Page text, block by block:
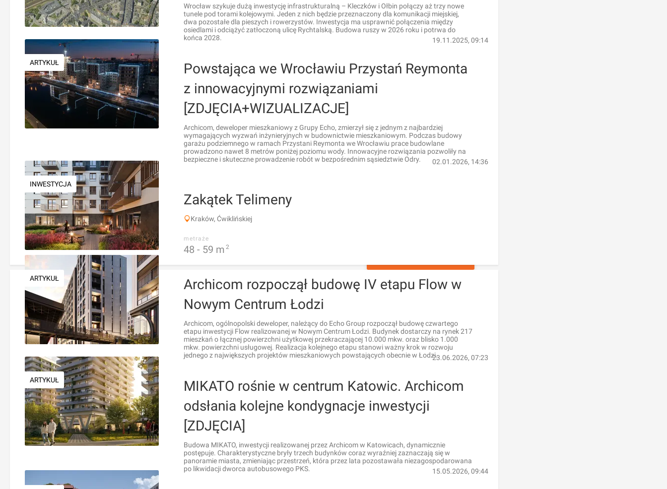
Wrocław szykuje dużą inwestycję infrastrukturalną – Kleczków i Ołbin połączy aż trzy nowe
tunele pod torami kolejowymi. Jeden z nich będzie przeznaczony dla komunikacji miejskiej,
dwa pozostałe dla pieszych i rowerzystów. Inwestycja ma usprawnić połączenia między
osiedlami i odciążyć zatłoczoną ulicę Rychtalską. Budowa ruszy w 2026 roku i potrwa do
końca 2028.
19.11.2025, 09:14
ARTYKUŁ
Powstająca we Wrocławiu Przystań Reymonta
z innowacyjnymi rozwiązaniami
[ZDJĘCIA+WIZUALIZACJE]
Archicom, deweloper mieszkaniowy z Grupy Echo, zmierzył się z jednym z najbardziej
wymagających wyzwań inżynieryjnych w budownictwie mieszkaniowym. Podczas budowy
garażu podziemnego w ramach Przystani Reymonta we Wrocławiu prace budowlane
prowadzono nawet 8 metrów poniżej poziomu wody. Innowacyjne rozwiązania pozwoliły na
bezpieczne i skuteczne prowadzenie robót w bezpośrednim sąsiedztwie Odry.
02.01.2026, 14:36
INWESTYCJA
Zakątek Telimeny
Kraków, Ćwiklińskiej
metraże
48 - 59 m 2
ARTYKUŁ
Archicom rozpoczął budowę IV etapu Flow w
Nowym Centrum Łodzi
Archicom, ogólnopolski deweloper, należący do Echo Group rozpoczął budowę czwartego
etapu inwestycji Flow realizowanej w Nowym Centrum Łodzi. Budynek dostarczy na rynek 217
mieszkań o łącznej powierzchni użytkowej przekraczającej 10.000 mkw. oraz blisko 1.000
mkw. powierzchni usługowej. Realizacja kolejnego etapu stanowi ważny krok w rozwoju
jednego z największych projektów mieszkaniowych powstających obecnie w Łodzi.23.06.2026, 07:23
ARTYKUŁ
MIKATO rośnie w centrum Katowic. Archicom
odsłania kolejne kondygnacje inwestycji
[ZDJĘCIA]
Budowa MIKATO, inwestycji realizowanej przez Archicom w Katowicach, dynamicznie
postępuje. Charakterystyczne bryły trzech budynków coraz wyraźniej zaznaczają się w
panoramie miasta, zmieniając przestrzeń, która przez lata pozostawała niezagospodarowana
po likwidacji dworca autobusowego PKS.
15.05.2026, 09:44